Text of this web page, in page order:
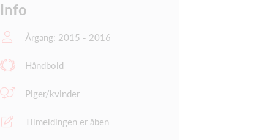
Info
Årgang: 2015 - 2016
Håndbold
Piger/kvinder
Tilmeldingen er åben